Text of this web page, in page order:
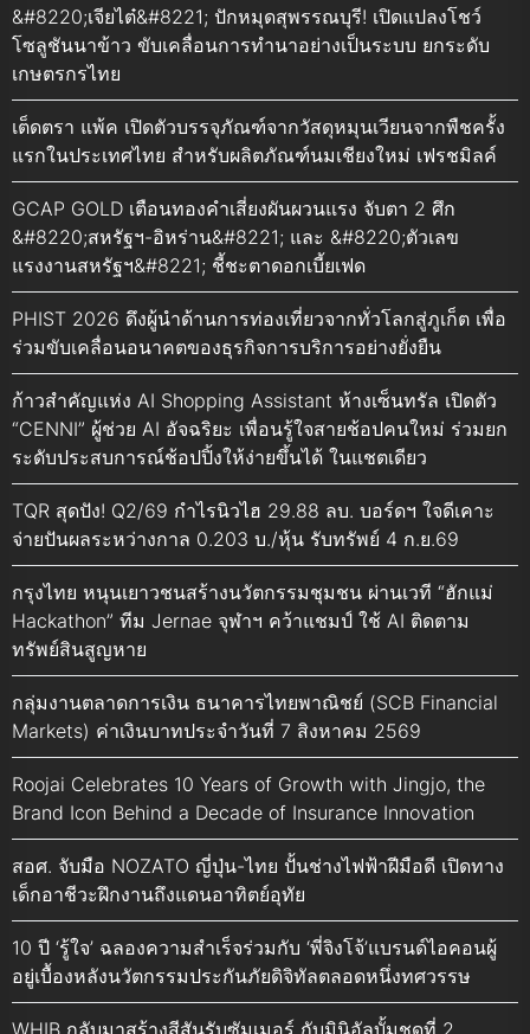
&#8220;เจียไต๋&#8221; ปักหมุดสุพรรณบุรี! เปิดแปลงโชว์
โซลูชันนาข้าว ขับเคลื่อนการทำนาอย่างเป็นระบบ ยกระดับ
เกษตรกรไทย
เต็ดตรา แพ้ค เปิดตัวบรรจุภัณฑ์จากวัสดุหมุนเวียนจากพืชครั้ง
แรกในประเทศไทย สำหรับผลิตภัณฑ์นมเชียงใหม่ เฟรชมิลค์
GCAP GOLD เตือนทองคำเสี่ยงผันผวนแรง จับตา 2 ศึก
&#8220;สหรัฐฯ-อิหร่าน&#8221; และ &#8220;ตัวเลข
แรงงานสหรัฐฯ&#8221; ชี้ชะตาดอกเบี้ยเฟด
PHIST 2026 ดึงผู้นำด้านการท่องเที่ยวจากทั่วโลกสู่ภูเก็ต เพื่อ
ร่วมขับเคลื่อนอนาคตของธุรกิจการบริการอย่างยั่งยืน
ก้าวสำคัญแห่ง AI Shopping Assistant ห้างเซ็นทรัล เปิดตัว
“CENNI” ผู้ช่วย AI อัจฉริยะ เพื่อนรู้ใจสายช้อปคนใหม่ ร่วมยก
ระดับประสบการณ์ช้อปปิ้งให้ง่ายขึ้นได้ ในแชตเดียว
TQR สุดปัง! Q2/69 กำไรนิวไฮ 29.88 ลบ. บอร์ดฯ ใจดีเคาะ
จ่ายปันผลระหว่างกาล 0.203 บ./หุ้น รับทรัพย์ 4 ก.ย.69
กรุงไทย หนุนเยาวชนสร้างนวัตกรรมชุมชน ผ่านเวที “ฮักแม่
Hackathon” ทีม Jernae จุฬาฯ คว้าแชมป์ ใช้ AI ติดตาม
ทรัพย์สินสูญหาย
กลุ่มงานตลาดการเงิน ธนาคารไทยพาณิชย์ (SCB Financial
Markets) ค่าเงินบาทประจำวันที่ 7 สิงหาคม 2569
Roojai Celebrates 10 Years of Growth with Jingjo, the
Brand Icon Behind a Decade of Insurance Innovation
สอศ. จับมือ NOZATO ญี่ปุ่น-ไทย ปั้นช่างไฟฟ้าฝีมือดี เปิดทาง
เด็กอาชีวะฝึกงานถึงแดนอาทิตย์อุทัย
10 ปี ‘รู้ใจ’ ฉลองความสำเร็จร่วมกับ ‘พี่จิงโจ้’แบรนด์ไอคอนผู้
อยู่เบื้องหลังนวัตกรรมประกันภัยดิจิทัลตลอดหนึ่งทศวรรษ
WHIB กลับมาสร้างสีสันรับซัมเมอร์ กับมินิอัลบั้มชุดที่ 2